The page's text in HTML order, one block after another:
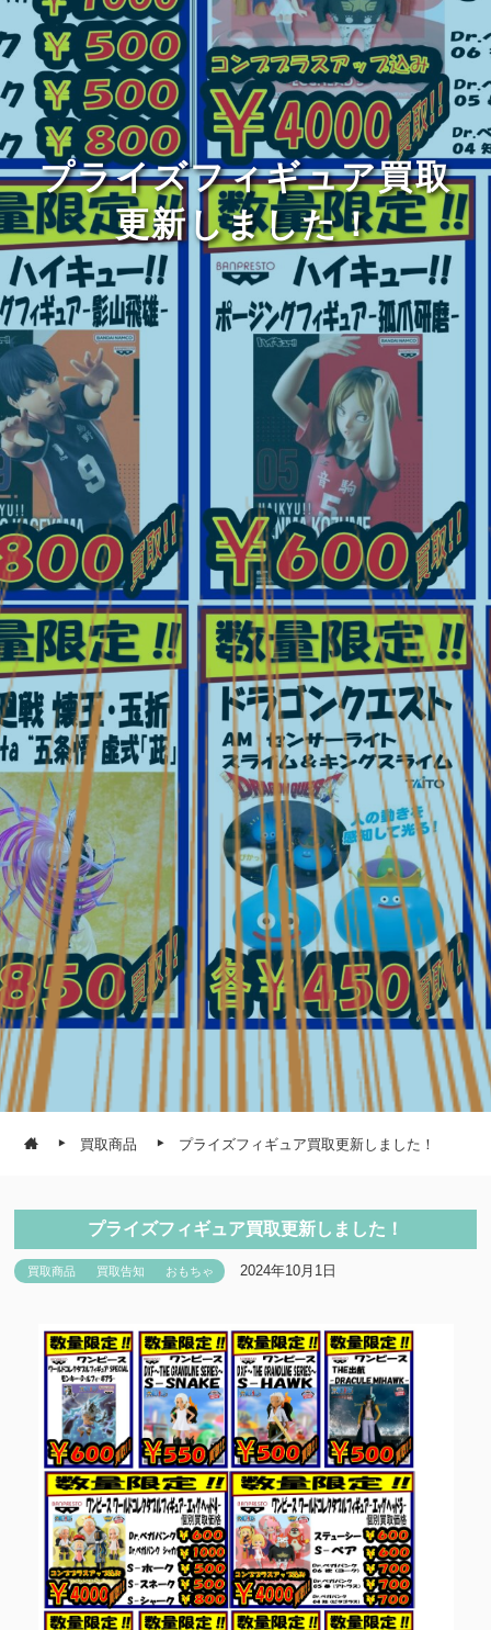
プライズフィギュア買取
更新しました！
買取商品 プライズフィギュア買取更新しました！
プライズフィギュア買取更新しました！
買取商品 買取告知 おもちゃ 2024年10月1日